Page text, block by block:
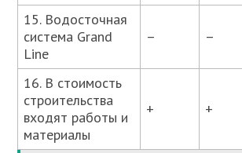
15. Водосточная
система Grand
Line
– –
16. В стоимость
строительства
входят работы и
материалы
+ +